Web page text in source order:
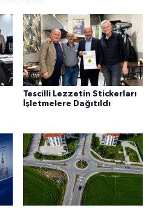
Tescilli Lezzetin Stickerları
İşletmelere Dağıtıldı